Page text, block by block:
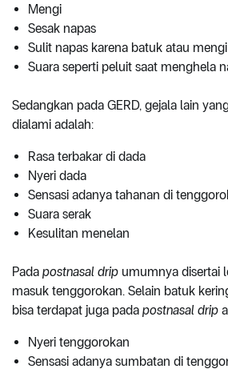
Mengi
Sesak napas
Sulit napas karena batuk atau mengi
Suara seperti peluit saat menghela
Sedangkan pada GERD, gejala lain
dialami adalah:
Rasa terbakar di dada
Nyeri dada
Sensasi adanya tahanan di
Suara serak
Kesulitan menelan
Pada postnasal drip umumnya disertai
masuk tenggorokan. Selain batuk
bisa terdapat juga pada postnasal drip
Nyeri tenggorokan
Sensasi adanya sumbatan di